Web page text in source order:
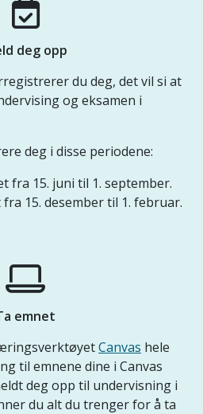
deg opp
du deg, det vil si at
og eksamen i
deg i disse periodene:
fra 15. juni til 1. september.
15. desember til 1. februar.
emnet
Canvas hele
til emnene dine i Canvas
deg opp til undervisning i
du alt du trenger for å ta